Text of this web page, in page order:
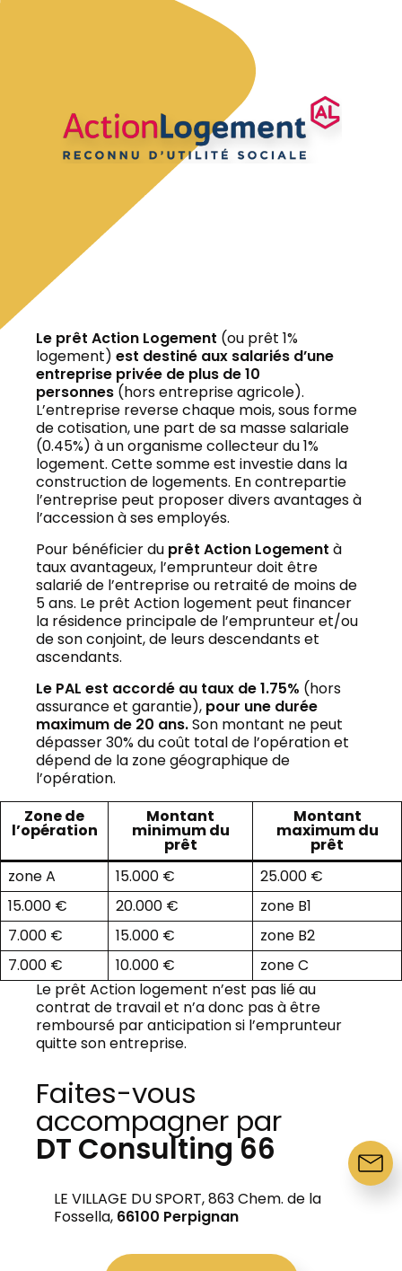
Rachat et Regroupement de Crédit
Assurance Emprunteur
Le prêt Action Logement (ou prêt 1%
logement) est destiné aux salariés d’une
entreprise privée de plus de 10
personnes (hors entreprise agricole).
L’entreprise reverse chaque mois, sous forme
de cotisation, une part de sa masse salariale
(0.45%) à un organisme collecteur du 1%
logement. Cette somme est investie dans la
construction de logements. En contrepartie
l’entreprise peut proposer divers avantages à
l’accession à ses employés.
Pour bénéficier du prêt Action Logement à
taux avantageux, l’emprunteur doit être
salarié de l’entreprise ou retraité de moins de
5 ans. Le prêt Action logement peut financer
la résidence principale de l’emprunteur et/ou
de son conjoint, de leurs descendants et
ascendants.
Le PAL est accordé au taux de 1.75% (hors
assurance et garantie), pour une durée
maximum de 20 ans.Son montant ne peut
dépasser 30% du coût total de l’opération et
dépend de la zone géographique de
l’opération.
Zone de
l’opération
Montant
minimum du
prêt
Montant
maximum du
prêt
zone A
15.000 €
25.000 €
15.000 €
20.000 €
zone B1
7.000 €
15.000 €
zone B2
7.000 €
10.000 €
zone C
Le prêt Action logement n’est pas lié au
contrat de travail et n’a donc pas à être
remboursé par anticipation si l’emprunteur
quitte son entreprise.
Faites-vous
accompagner par
DT Consulting 66
LE VILLAGE DU SPORT, 863 Chem. de la
Fossella, 66100 Perpignan